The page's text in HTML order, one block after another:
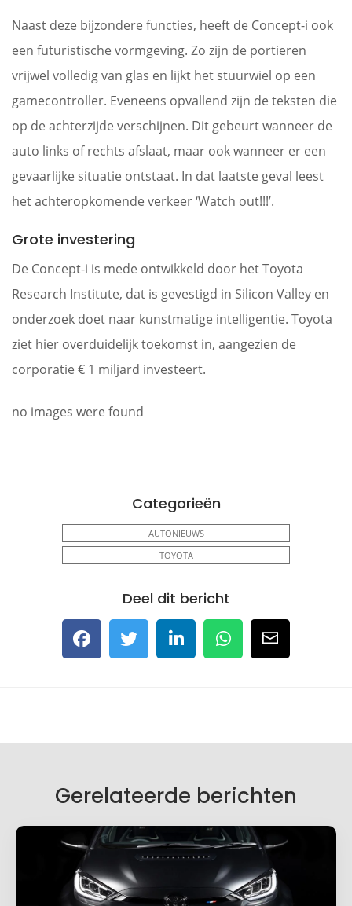
Naast deze bijzondere functies, heeft de Concept-i ook
een futuristische vormgeving. Zo zijn de portieren
vrijwel volledig van glas en lijkt het stuurwiel op een
gamecontroller. Eveneens opvallend zijn de teksten die
op de achterzijde verschijnen. Dit gebeurt wanneer de
auto links of rechts afslaat, maar ook wanneer er een
gevaarlijke situatie ontstaat. In dat laatste geval leest
het achteropkomende verkeer ‘Watch out!!!’.
Grote investering
De Concept-i is mede ontwikkeld door het Toyota
Research Institute, dat is gevestigd in Silicon Valley en
onderzoek doet naar kunstmatige intelligentie. Toyota
ziet hier overduidelijk toekomst in, aangezien de
corporatie € 1 miljard investeert.
no images were found
Categorieën
AUTONIEUWS
TOYOTA
Deel dit bericht
Gerelateerde berichten